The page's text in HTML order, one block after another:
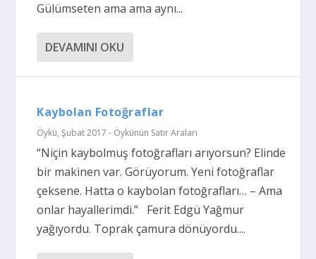
Gülümseten ama ama aynı...
DEVAMINI OKU
Kaybolan Fotoğraflar
Öykü,Şubat 2017 - Öykünün Satır Araları
“Niçin kaybolmuş fotoğrafları arıyorsun? Elinde
bir makinen var. Görüyorum. Yeni fotoğraflar
çeksene. Hatta o kaybolan fotoğrafları… – Ama
onlar hayallerimdi.” Ferit Edgü Yağmur
yağıyordu. Toprak çamura dönüyordu....